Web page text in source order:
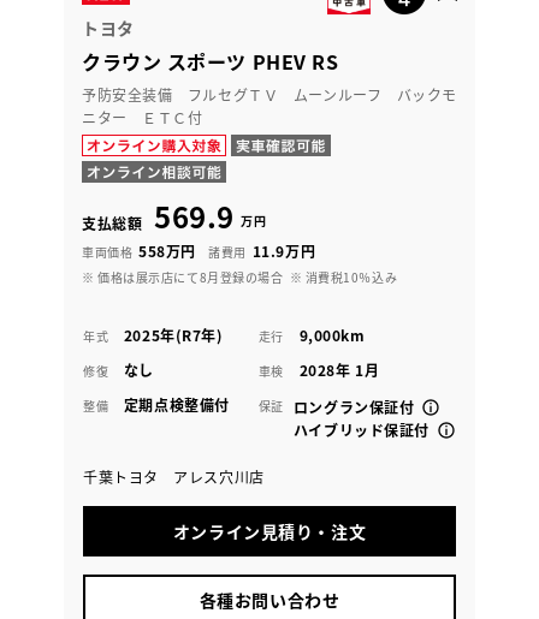
トヨタ
クラウン スポーツ PHEV RS
予防安全装備 フルセグＴＶ ムーンルーフ バックモ
ニター ＥＴＣ付
支払総額 569.9 万円
車両価格 558万円 諸費用 11.9万円
※ 価格は展示店にて8月登録の場合 ※ 消費税10％込み
年式 2025年(R7年) 走行 9,000km
修復 なし 車検 2028年 1月
整備 定期点検整備付 保証
ロングラン保証付
ハイブリッド保証付
千葉トヨタ アレス穴川店
オンライン見積り・注文
各種お問い合わせ